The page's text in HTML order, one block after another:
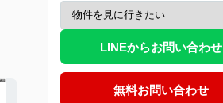
LINEからお問い合わせ
無料お問い合わせ